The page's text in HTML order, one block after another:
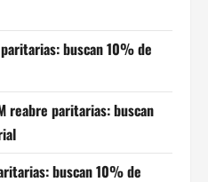
buscan 10% de
reabre paritarias: buscan
buscan 10% de